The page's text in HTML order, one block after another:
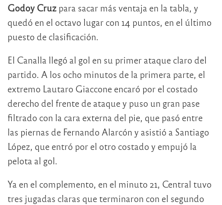
Godoy Cruz para sacar más ventaja en la tabla, y
quedó en el octavo lugar con 14 puntos, en el último
puesto de clasificación.
El Canalla llegó al gol en su primer ataque claro del
partido. A los ocho minutos de la primera parte, el
extremo Lautaro Giaccone encaró por el costado
derecho del frente de ataque y puso un gran pase
filtrado con la cara externa del pie, que pasó entre
las piernas de Fernando Alarcón y asistió a Santiago
López, que entró por el otro costado y empujó la
pelota al gol.
Ya en el complemento, en el minuto 21, Central tuvo
tres jugadas claras que terminaron con el segundo